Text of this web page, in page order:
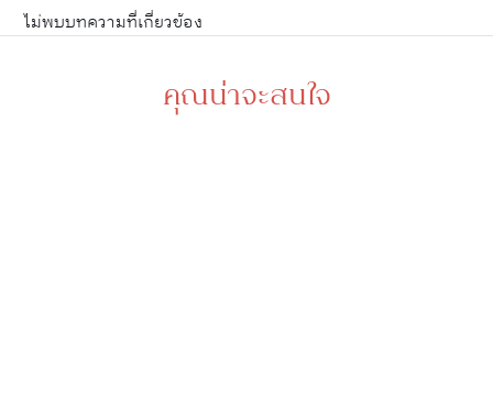
ไม่พบบทความที่เกี่ยวข้อง
คุณน่าจะสนใจ